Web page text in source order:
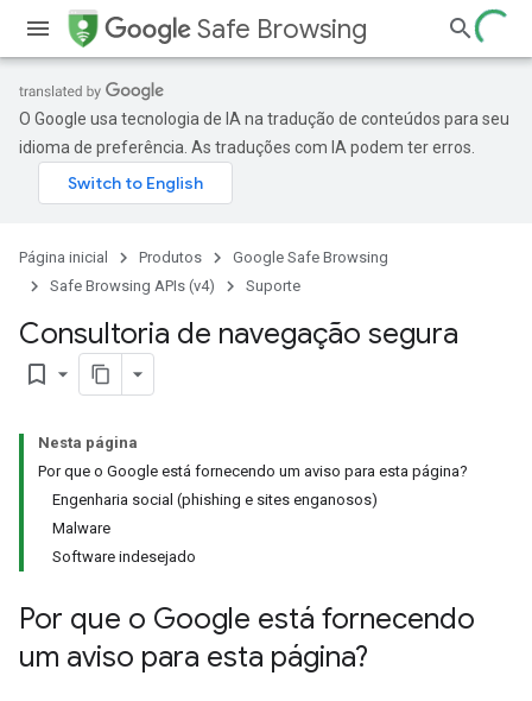
Safe Browsing
O Google usa tecnologia de IA na tradução de conteúdos para seu
idioma de preferência. As traduções com IA podem ter erros.
Página inicial Produtos
Google Safe Browsing
Safe Browsing APIs (v4)
Suporte
Consultoria de navegação segura
bookmark_border
Nesta página
Por que o Google está fornecendo um aviso para esta página?
Engenharia social (phishing e sites enganosos)
Malware
Software indesejado
Por que o Google está fornecendo
um aviso para esta página?